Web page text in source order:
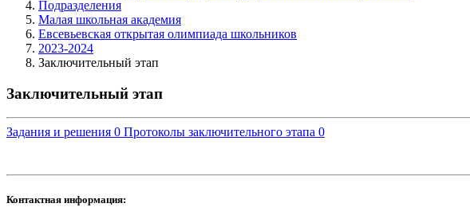
Подразделения
Малая школьная академия
Евсевьевская открытая олимпиада школьников
2023-2024
Заключительный этап
Заключительный этап
Задания и решения 0 Протоколы заключительного этапа 0
Контактная информация: